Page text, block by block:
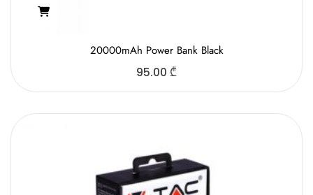
20000mAh Power Bank Black
95.00 ₾